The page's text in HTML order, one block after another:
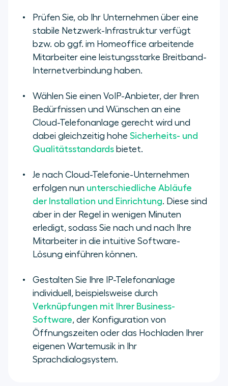
Prüfen Sie, ob Ihr Unternehmen über eine
stabile Netzwerk-Infrastruktur verfügt
bzw. ob ggf. im Homeoffice arbeitende
Mitarbeiter eine leistungsstarke Breitband-
Internetverbindung haben.
Wählen Sie einen VoIP-Anbieter, der Ihren
Bedürfnissen und Wünschen an eine
Cloud-Telefonanlage gerecht wird und
dabei gleichzeitig hohe Sicherheits- und
Qualitätsstandards bietet.
Je nach Cloud-Telefonie-Unternehmen
erfolgen nun unterschiedliche Abläufe
der Installation und Einrichtung. Diese sind
aber in der Regel in wenigen Minuten
erledigt, sodass Sie nach und nach Ihre
Mitarbeiter in die intuitive Software-
Lösung einführen können.
Gestalten Sie Ihre IP-Telefonanlage
individuell, beispielsweise durch
Verknüpfungen mit Ihrer Business-
Software, der Konfiguration von
Öffnungszeiten oder das Hochladen Ihrer
eigenen Wartemusik in Ihr
Sprachdialogsystem.